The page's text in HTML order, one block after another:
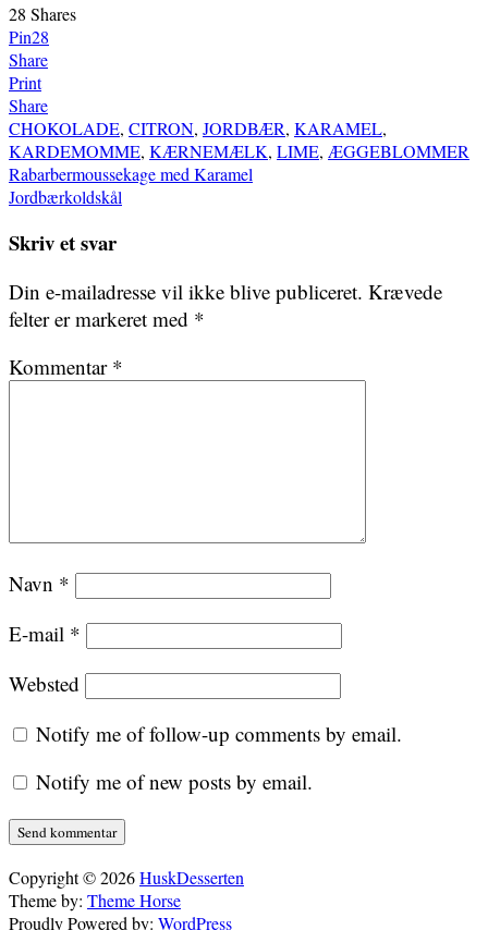
28 Shares
Pin28
Share
Print
Share
CHOKOLADE, CITRON, JORDBÆR, KARAMEL,
KARDEMOMME, KÆRNEMÆLK, LIME, ÆGGEBLOMMER
Indlægsnavigation
Rabarbermoussekage med Karamel
Jordbærkoldskål
Skriv et svar
Din e-mailadresse vil ikke blive publiceret. Krævede
felter er markeret med *
Kommentar *
Navn *
E-mail *
Websted
Notify me of follow-up comments by email.
Notify me of new posts by email.
Copyright © 2026HuskDesserten
Theme by: Theme Horse
Proudly Powered by: WordPress